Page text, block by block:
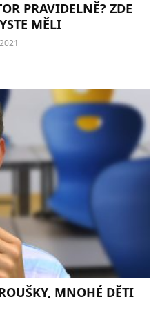
PRAVIDELNĚ? ZDE
MĚLI
MNOHÉ DĚTI